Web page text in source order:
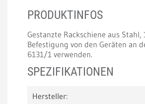
PRODUKTINFOS
Gestanzte Rackschiene aus
Befestigung von den Geräten an
6131/1 verwenden.
SPEZIFIKATIONEN
Hersteller: